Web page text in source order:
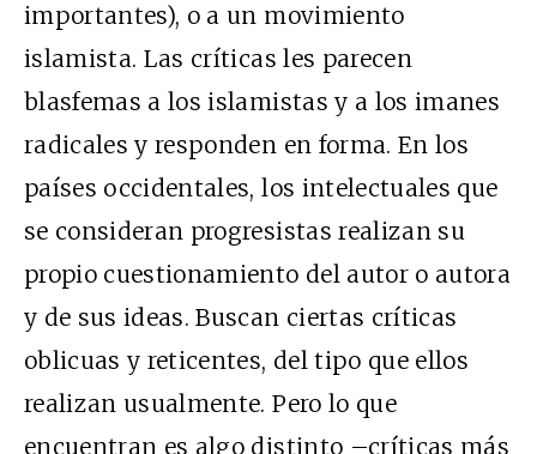
importantes), o a un movimiento
islamista. Las críticas les parecen
blasfemas a los islamistas y a los imanes
radicales y responden en forma. En los
países occidentales, los intelectuales que
se consideran progresistas realizan su
propio cuestionamiento del autor o autora
y de sus ideas. Buscan ciertas críticas
oblicuas y reticentes, del tipo que ellos
realizan usualmente. Pero lo que
encuentran es algo distinto –críticas más